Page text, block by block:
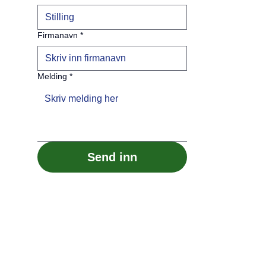
Firmanavn *
Melding *
Send inn